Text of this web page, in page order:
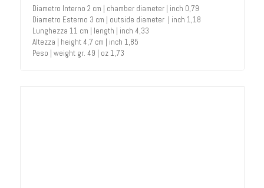
Diametro Interno 2 cm | chamber diameter | inch 0,79
Diametro Esterno 3 cm | outside diameter | inch 1,18
Lunghezza 11 cm | length | inch 4,33
Altezza | height 4,7 cm | inch 1,85
Peso | weight gr. 49 | oz 1,73